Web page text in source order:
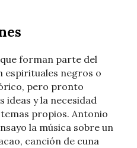
forman parte del
negros o
pero pronto
ideas y la necesidad
propios. Antonio
la música sobre un
canción de cuna